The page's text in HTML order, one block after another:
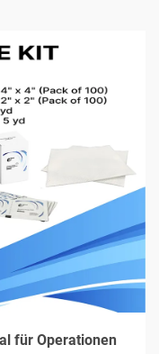
für Operationen